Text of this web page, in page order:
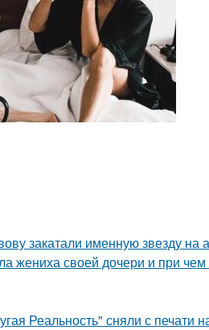
закатали именную звезду на
жениха своей дочери и при чем
Реальность" сняли с печати